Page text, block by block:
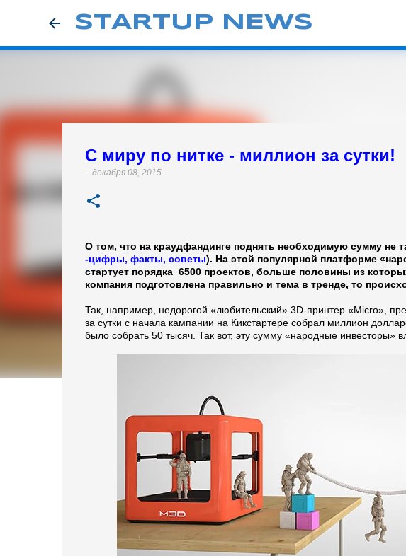
STARTUP NEWS
С миру по нитке - миллион за сутки!
– декабря 08, 2015
О том, что на краудфандинге поднять необходимую сумму не
-цифры, факты, советы). На этой популярной платформе
стартует порядка 6500 проектов, больше половины из
компания подготовлена правильно и тема в тренде, то
Так, например, недорогой «любительский» 3D-принтер «Micro»,
за сутки с начала кампании на Кикстартере собрал миллион
было собрать 50 тысяч. Так вот, эту сумму «народные инвесторы»